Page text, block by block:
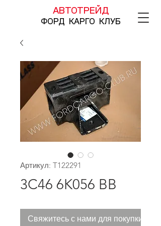
АВТОТРЕЙД
ФОРД КАРГО КЛУБ
Артикул: T122291
3C46 6K056 BB
Свяжитесь с нами для покупки